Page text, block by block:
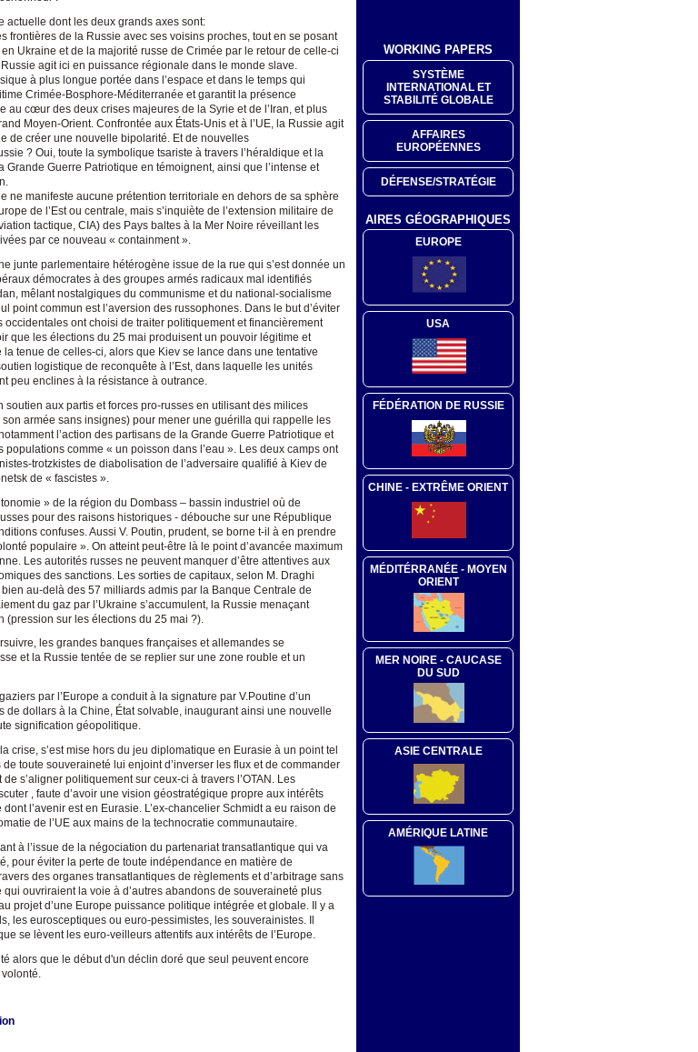
actuelle dont les deux grands axes sont:
frontières de la Russie avec ses voisins proches, tout en se posant
Ukraine et de la majorité russe de Crimée par le retour de celle-ci
agit ici en puissance régionale dans le monde slave.
à plus longue portée dans l’espace et dans le temps qui
Crimée-Bosphore-Méditerranée et garantit la présence
au cœur des deux crises majeures de la Syrie et de l’Iran, et plus
Moyen-Orient. Confrontée aux États-Unis et à l’UE, la Russie agit
de créer une nouvelle bipolarité. Et de nouvelles
? Oui, toute la symbolique tsariste à travers l’héraldique et la
Guerre Patriotique en témoignent, ainsi que l’intense et
ne manifeste aucune prétention territoriale en dehors de sa sphère
de l’Est ou centrale, mais s’inquiète de l’extension militaire de
tactique, CIA) des Pays baltes à la Mer Noire réveillant les
par ce nouveau « containment ».
junte parlementaire hétérogène issue de la rue qui s’est donnée un
démocrates à des groupes armés radicaux mal identifiés
mêlant nostalgiques du communisme et du national-socialisme
point commun est l’aversion des russophones. Dans le but d’éviter
occidentales ont choisi de traiter politiquement et financièrement
que les élections du 25 mai produisent un pouvoir légitime et
la tenue de celles-ci, alors que Kiev se lance dans une tentative
logistique de reconquête à l’Est, dans laquelle les unités
peu enclines à la résistance à outrance.
soutien aux partis et forces pro-russes en utilisant des milices
armée sans insignes) pour mener une guérilla qui rappelle les
l’action des partisans de la Grande Guerre Patriotique et
comme « un poisson dans l’eau ». Les deux camps ont
trotzkistes de diabolisation de l’adversaire qualifié à Kiev de
de « fascistes ».
» de la région du Dombass – bassin industriel où de
pour des raisons historiques - débouche sur une République
confuses. Aussi V. Poutin, prudent, se borne t-il à en prendre
populaire ». On atteint peut-être là le point d’avancée maximum
Les autorités russes ne peuvent manquer d’être attentives aux
des sanctions. Les sorties de capitaux, selon M. Draghi
au-delà des 57 milliards admis par la Banque Centrale de
du gaz par l’Ukraine s’accumulent, la Russie menaçant
(pression sur les élections du 25 mai ?).
les grandes banques françaises et allemandes se
et la Russie tentée de se replier sur une zone rouble et un
par l’Europe a conduit à la signature par V.Poutine d’un
de dollars à la Chine, État solvable, inaugurant ainsi une nouvelle
signification géopolitique.
crise, s’est mise hors du jeu diplomatique en Eurasie à un point tel
toute souveraineté lui enjoint d’inverser les flux et de commander
s’aligner politiquement sur ceux-ci à travers l’OTAN. Les
, faute d’avoir une vision géostratégique propre aux intérêts
l’avenir est en Eurasie. L’ex-chancelier Schmidt a eu raison de
de l’UE aux mains de la technocratie communautaire.
à l’issue de la négociation du partenariat transatlantique qui va
pour éviter la perte de toute indépendance en matière de
des organes transatlantiques de règlements et d’arbitrage sans
ouvriraient la voie à d’autres abandons de souveraineté plus
projet d’une Europe puissance politique intégrée et globale. Il y a
les eurosceptiques ou euro-pessimistes, les souverainistes. Il
se lèvent les euro-veilleurs attentifs aux intérêts de l’Europe.
alors que le début d'un déclin doré que seul peuvent encore
WORKING PAPERS
SYSTÈME
INTERNATIONAL ET
STABILITÉ GLOBALE
AFFAIRES
EUROPÉENNES
DÉFENSE/STRATÉGIE
AIRES GÉOGRAPHIQUES
EUROPE
USA
FÉDÉRATION DE RUSSIE
CHINE - EXTRÊME ORIENT
MÉDITÉRRANÉE - MOYEN
ORIENT
MER NOIRE - CAUCASE
DU SUD
ASIE CENTRALE
AMÉRIQUE LATINE